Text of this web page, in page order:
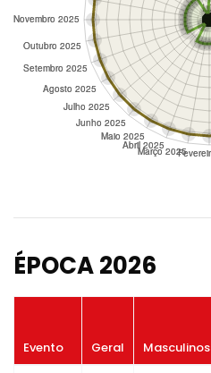
ÉPOCA 2026
Evento Geral Masculinos